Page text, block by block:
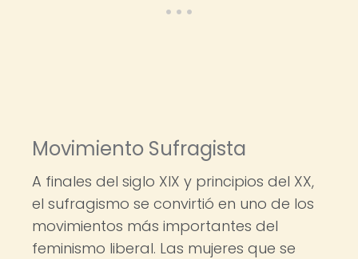
Movimiento Sufragista
A finales del siglo XIX y principios del XX,
el sufragismo se convirtió en uno de los
movimientos más importantes del
feminismo liberal. Las mujeres que se